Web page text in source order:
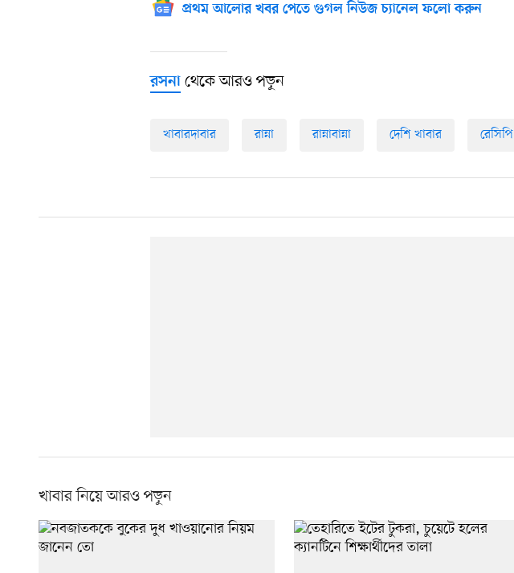
প্রথম আলোর খবর পেতে গুগল নিউজ চ্যানেল ফলো করুন
রসনা থেকে আরও পড়ুন
খাবারদাবার রান্না রান্নাবান্না দেশি খাবার রেসিপি
খাবার নিয়ে আরও পড়ুন